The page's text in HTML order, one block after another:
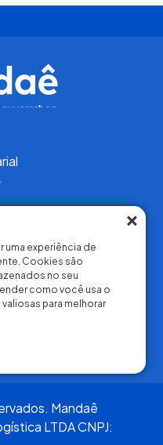
Mandaê
LTDA CNPJ:
×
uma experiência de
Cookies são
no seu
como você usa o
para melhorar